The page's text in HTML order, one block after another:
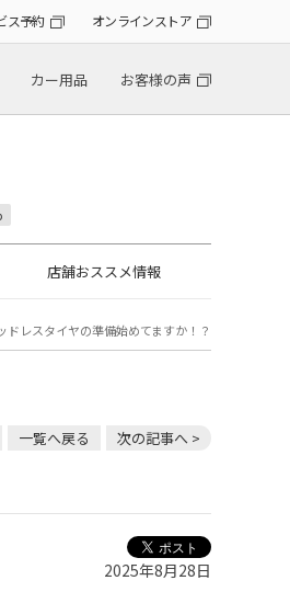
ス予約 オンラインストア
カー用品 お客様の声
店舗おススメ情報
ドレスタイヤの準備始めてますか！？
一覧へ戻る 次の記事へ >
2025年8月28日